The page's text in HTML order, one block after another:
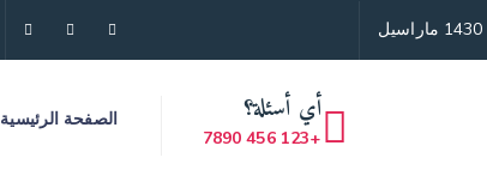
أي أسئلة؟
+123 456 7890
الصفحة الرئيسية